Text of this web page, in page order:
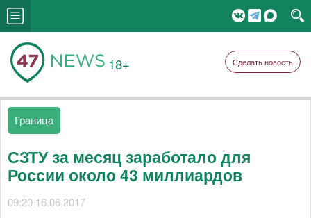
18+ Сделать новость
Граница
СЗТУ за месяц заработало для
России около 43 миллиардов
09:20 16.06.2017